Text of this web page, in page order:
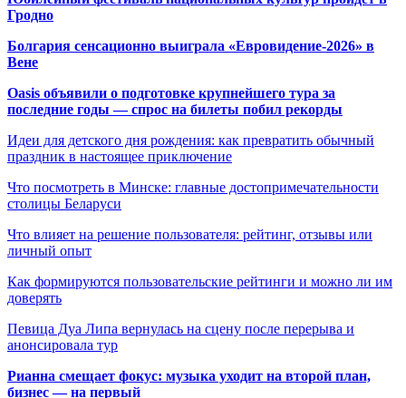
Гродно
Болгария сенсационно выиграла «Евровидение-2026» в
Вене
Oasis объявили о подготовке крупнейшего тура за
последние годы — спрос на билеты побил рекорды
Идеи для детского дня рождения: как превратить обычный
праздник в настоящее приключение
Что посмотреть в Минске: главные достопримечательности
столицы Беларуси
Что влияет на решение пользователя: рейтинг, отзывы или
личный опыт
Как формируются пользовательские рейтинги и можно ли им
доверять
Певица Дуа Липа вернулась на сцену после перерыва и
анонсировала тур
Рианна смещает фокус: музыка уходит на второй план,
бизнес — на первый